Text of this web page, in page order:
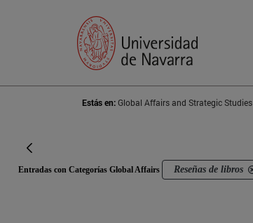
Estás en:Global Affairs and Strategic Studies
Entradas con Categorías Global Affairs Reseñas de libros